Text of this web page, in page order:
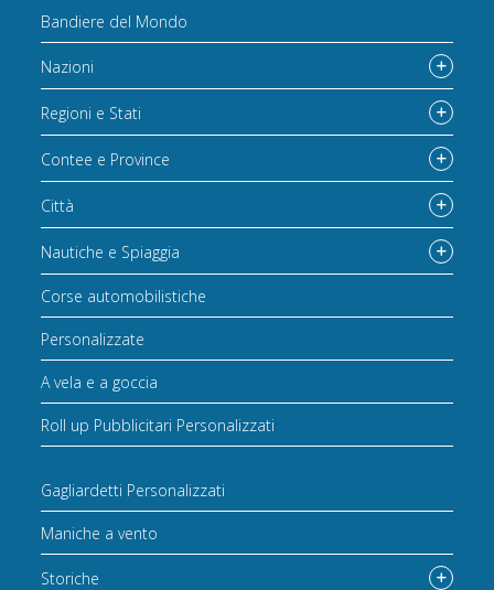
Bandiere del Mondo
Nazioni
Regioni e Stati
Contee e Province
Città
Nautiche e Spiaggia
Corse automobilistiche
Personalizzate
A vela e a goccia
Roll up Pubblicitari Personalizzati
Gagliardetti Personalizzati
Maniche a vento
Storiche